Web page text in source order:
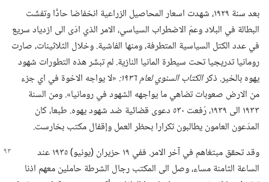
بعد سنة ١٩٢٩،‏ شهدت اسعار المحاصيل الزراعية انخفاضا حادًّا وتفشّت
البطالة في البلاد وعمّ الاضطراب السياسي،‏ الامر الذي ادّى الى ازدياد سريع
في عدد الكتل السياسية المتطرفة،‏ ومنها الفاشية.‏ وخلال الثلاثينات،‏ صارت
رومانيا تدريجيا تحت سيطرة المانيا النازية.‏ لم تبشّر هذه التطورات شهود
يهوه بالخير.‏ ذكرالكتاب السنوي لعام ١٩٣٦:‏
«لا يواجه الاخوة في اي جزء
من الارض صعوبات تضاهي ما يواجهه الشهود في رومانيا».‏ ومن السنة
١٩٣٣ الى ١٩٣٩،‏ رُفعت ٥٣٠ دعوى قضائية ضد شهود يهوه.‏ طبعا،‏ كان
المدّعون العامون يطالبون تكرارا بحظر العمل وإقفال مكتب بخارست.‏
وقد تحقق مبتغاهم في آخر الامر.‏ ففي ١٩ حزيران (‏يونيو)‏ ١٩٣٥ عند
الساعة الثامنة مساء،‏ وصل الى المكتب رجال الشرطة حاملين معهم اذنا